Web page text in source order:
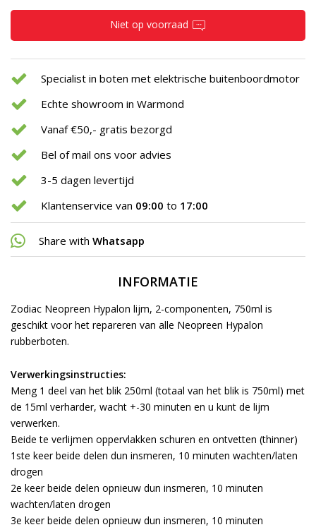
Niet op voorraad
Specialist in boten met elektrische buitenboordmotor
Echte showroom in Warmond
Vanaf €50,- gratis bezorgd
Bel of mail ons voor advies
3-5 dagen levertijd
Klantenservice van 09:00 to 17:00
Share with Whatsapp
INFORMATIE
Zodiac Neopreen Hypalon lijm, 2-componenten, 750ml is
geschikt voor het repareren van alle Neopreen Hypalon
rubberboten.
Verwerkingsinstructies:
Meng 1 deel van het blik 250ml (totaal van het blik is 750ml) met
de 15ml verharder, wacht +-30 minuten en u kunt de lijm
verwerken.
Beide te verlijmen oppervlakken schuren en ontvetten (thinner)
1ste keer beide delen dun insmeren, 10 minuten wachten/laten
drogen
2e keer beide delen opnieuw dun insmeren, 10 minuten
wachten/laten drogen
3e keer beide delen opnieuw dun insmeren, 10 minuten